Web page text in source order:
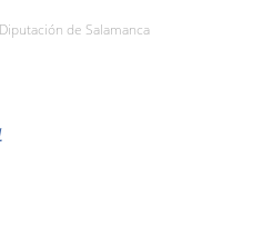
de Salamanca